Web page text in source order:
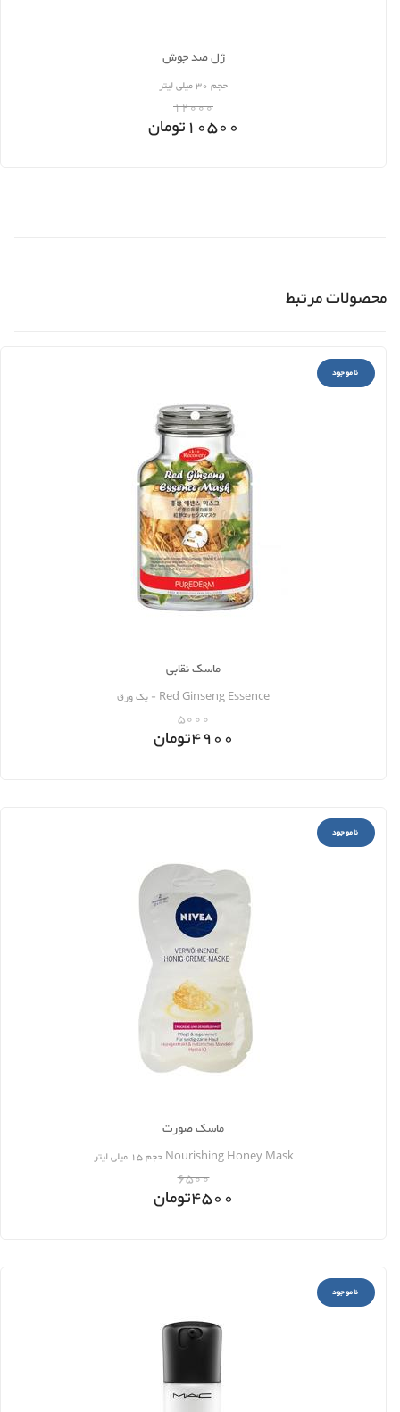
ژل ضد جوش
حجم 30 میلی لیتر
12000
10500تومان
محصولات مرتبط
ناموجود
ماسک نقابی
Red Ginseng Essence - یک ورق
5000
4900تومان
ناموجود
ماسک صورت
Nourishing Honey Mask حجم 15 میلی لیتر
6500
4500تومان
ناموجود